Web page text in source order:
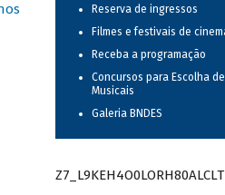
Reserva de ingressos
Filmes e festivais de
Receba a programação
Concursos para Escolha
Musicais
Galeria BNDES